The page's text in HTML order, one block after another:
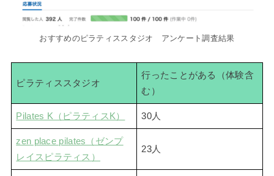
おすすめのピラティススタジオ アンケート調査結果
ピラティススタジオ
行ったことがある（体験含
む）
Pilates K（ピラティスK） 30人
zen place pilates（ゼンプ
レイスピラティス）
23人